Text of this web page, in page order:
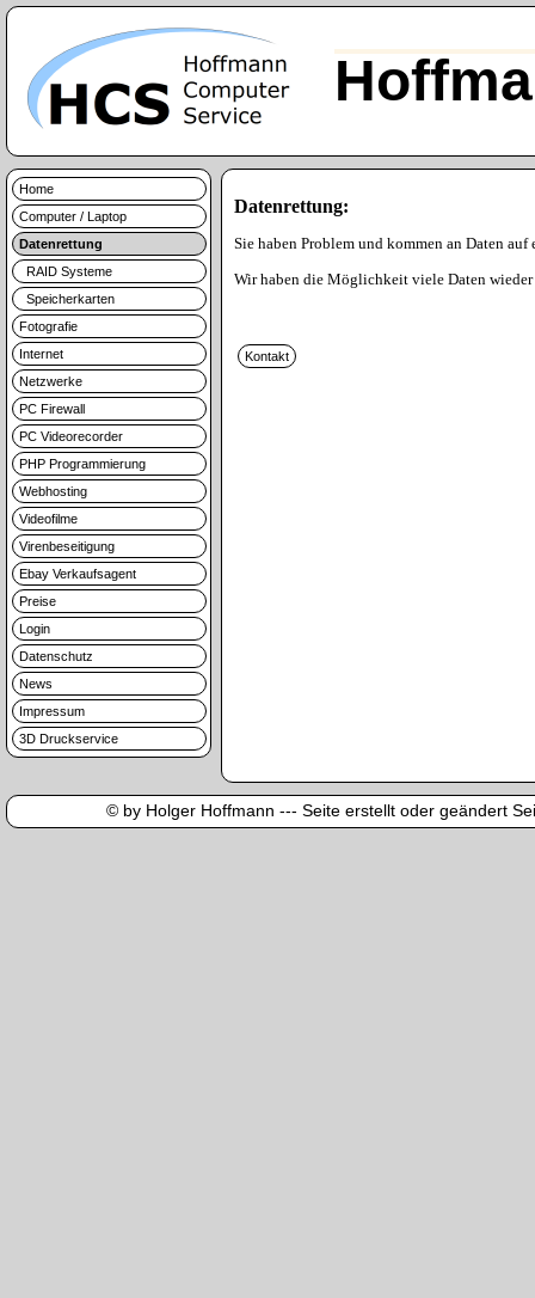
Home
Computer / Laptop
Datenrettung
RAID Systeme
Speicherkarten
Fotografie
Internet
Netzwerke
PC Firewall
PC Videorecorder
PHP Programmierung
Webhosting
Videofilme
Virenbeseitigung
Ebay Verkaufsagent
Preise
Login
Datenschutz
News
Impressum
3D Druckservice
Datenrettung:
Sie haben Problem und kommen an Daten
Wir haben die Möglichkeit viele Daten wieder
© by Holger Hoffmann --- Seite erstellt oder geändert